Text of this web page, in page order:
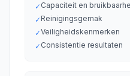
✓ Capaciteit en
✓ Reinigingsgemak
✓Veiligheidskenmerken
✓ Consistentie resultaten